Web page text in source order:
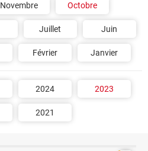
Novembre Octobre
Juillet Juin
Février Janvier
2024 2023
2021